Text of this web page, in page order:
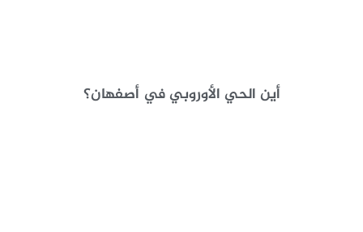
أين الحي الأوروبي في أصفهان؟